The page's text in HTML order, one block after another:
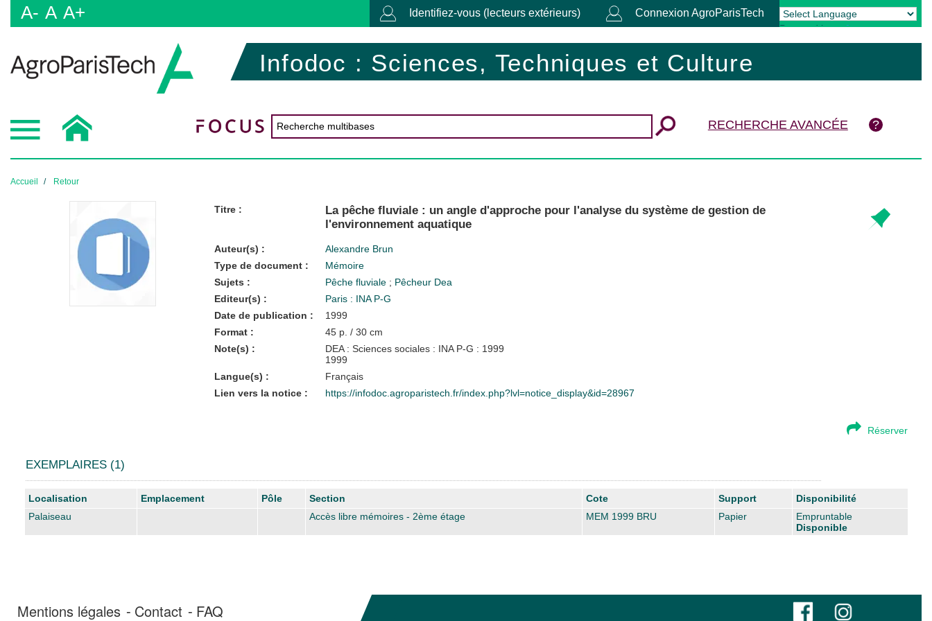
A- A A+ Identifiez-vous (lecteurs extérieurs) Connexion AgroParisTech
Powered by Translate
Infodoc : Sciences, Techniques et Culture
RECHERCHE AVANCÉE
Accueil Retour
Titre :
La pêche fluviale : un angle d'approche pour l'analyse du système de gestion de
l'environnement aquatique
Auteur(s) :
Alexandre Brun
Type de document :
Mémoire
Sujets :
Pêche fluviale ; Pêcheur Dea
Editeur(s) :
Paris : INA P-G
Date de publication :
1999
Format :
45 p. / 30 cm
Note(s) :
DEA : Sciences sociales : INA P-G : 1999
1999
Langue(s) :
Français
Lien vers la notice :
https://infodoc.agroparistech.fr/index.php?lvl=notice_display&id=28967
Réserver
EXEMPLAIRES (1)
Liste des exemplaires
Localisation Emplacement Pôle Section Cote Support
Disponibilité
Palaiseau
Accès libre mémoires - 2ème étage MEM 1999 BRU Papier
Empruntable
Disponible
Mentions légales Contact FAQ